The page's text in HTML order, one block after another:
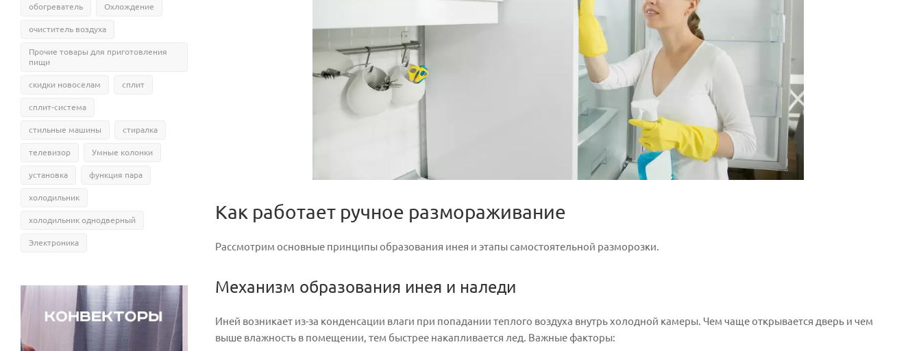
Как работает ручное размораживание
Рассмотрим основные принципы образования инея и этапы самостоятельной разморозки.
Механизм образования инея и наледи
Иней возникает из-за конденсации влаги при попадании теплого воздуха внутрь холодной камеры. Чем чаще открывается дверь и чем
выше влажность в помещении, тем быстрее накапливается лед. Важные факторы:
обогреватель Охлождение
очиститель воздуха
Прочие товары для приготовления
пищи
скидки новоселам сплит
сплит-система
стильные машины стиралка
телевизор Умные колонки
установка функция пара
холодильник
холодильник однодверный
Электроника